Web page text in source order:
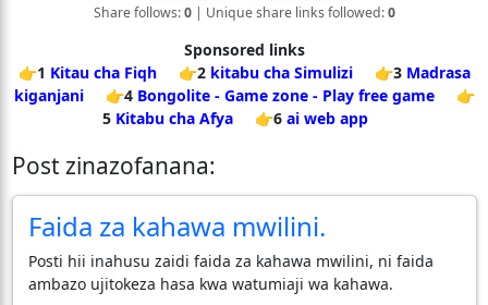
Share follows:0| Unique share links followed:0
Sponsored links
👉1 Kitau cha Fiqh 👉2 kitabu cha Simulizi 👉3 Madrasa
kiganjani
👉4 Bongolite - Game zone - Play free game
👉
5 Kitabu cha Afya 👉6 ai web app
Post zinazofanana:
Faida za kahawa mwilini.
Posti hii inahusu zaidi faida za kahawa mwilini, ni faida
ambazo ujitokeza hasa kwa watumiaji wa kahawa.